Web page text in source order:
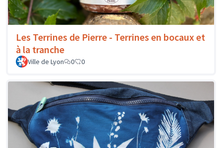
Les Terrines de Pierre - Terrines en bocaux et
à la tranche
Ville de Lyon 0 0